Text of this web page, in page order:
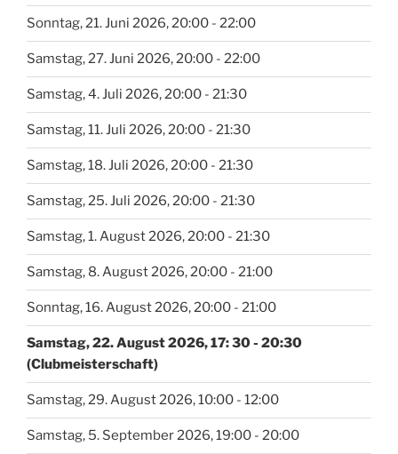
Sonntag, 21. Juni 2026, 20:00 - 22:00
Samstag, 27. Juni 2026, 20:00 - 22:00
Samstag, 4. Juli 2026, 20:00 - 21:30
Samstag, 11. Juli 2026, 20:00 - 21:30
Samstag, 18. Juli 2026, 20:00 - 21:30
Samstag, 25. Juli 2026, 20:00 - 21:30
Samstag, 1. August 2026, 20:00 - 21:30
Samstag, 8. August 2026, 20:00 - 21:00
Sonntag, 16. August 2026, 20:00 - 21:00
Samstag, 22. August 2026, 17: 30 - 20:30
(Clubmeisterschaft)
Samstag, 29. August 2026, 10:00 - 12:00
Samstag, 5. September 2026, 19:00 - 20:00